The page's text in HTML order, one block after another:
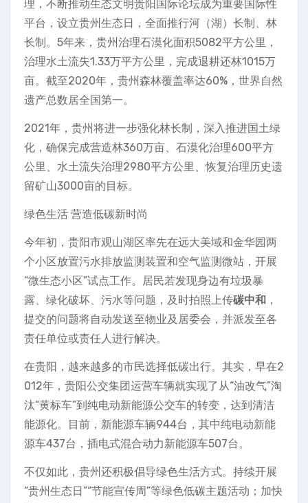
理，不断推动生态文明贵阳国际论坛成为重要国际性
平台，设立贵州生态日，全面推行河（湖）长制、林
长制。5年来，贵州治理石漠化面积5082平方公里，
治理水土流失1.33万平方公里，完成退耕还林1015万
亩。截至2020年，贵州森林覆盖率达60%，世界自然
遗产总数居全国第一。
2021年，贵州将进一步强化林长制，深入推进国土绿
化，确保完成营造林360万亩、石漠化治理600平方
公里、水土流失治理2980平方公里、恢复治理历史遗
留矿山3000亩的目标。
绿色生活 营造低碳新时尚
今年初，贵阳市观山湖区率先在远大美域和金华园两
个小区放置污水排放监测装置和空气监测微站，开展
“微生态小区”试点工作。居民若发现身边有垃圾暴
露、绿化破坏、污水等问题，及时拍照上传碳中和 ，
提交的问题将自动发送至物业及居委会，并派发至各
责任单位或责任人进行解决。
在贵阳，越来越多的市民选择低碳出行。其实，早在2
012年，贵阳公交集团运营车辆就实现了从“油改气”淘
汰“黄标车”到纯电动新能源公交车的转变，达到清洁
能源化。目前，新能源车辆944台，其中纯电动新能
源车437台，插电式混合动力新能源车507台。
不仅如此，贵州还积极倡导绿色生活方式。持续开展
“贵州生态日”“节能宣传周”等绿色低碳主题活动；加快